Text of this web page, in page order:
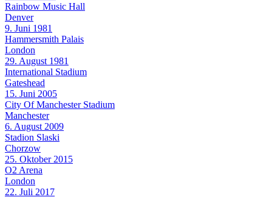
Rainbow Music Hall
Denver
9. Juni 1981
Hammersmith Palais
London
29. August 1981
International Stadium
Gateshead
15. Juni 2005
City Of Manchester Stadium
Manchester
6. August 2009
Stadion Slaski
Chorzow
25. Oktober 2015
O2 Arena
London
22. Juli 2017